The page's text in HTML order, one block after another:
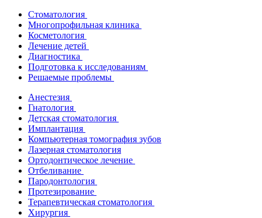
Стоматология
Многопрофильная клиника
Косметология
Лечение детей
Диагностика
Подготовка к исследованиям
Решаемые проблемы
Анестезия
Гнатология
Детская стоматология
Имплантация
Компьютерная томография зубов
Лазерная стоматология
Ортодонтическое лечение
Отбеливание
Пародонтология
Протезирование
Терапевтическая стоматология
Хирургия